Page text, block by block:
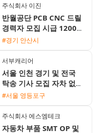
주식회사 이진
반월공단 PCB CNC 드릴
경력자 모집 시급 12000
원 및 일 교통비 지원 정
#경기 안산시
서부캐리어
서울 인천 경기 및 전국
탁송 기사 모집 자차 없이
자유롭게 근무하세요
#서울 영등포구
주식회사 에스엠테크
자동차 부품 SMT OP 및